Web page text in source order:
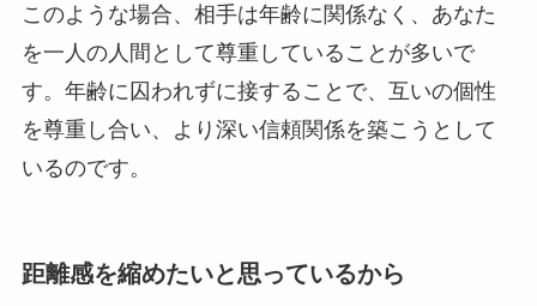
このような場合、相手は年齢に関係なく、あなた
を一人の人間として尊重していることが多いで
す。年齢に囚われずに接することで、互いの個性
を尊重し合い、より深い信頼関係を築こうとして
いるのです。
距離感を縮めたいと思っているから